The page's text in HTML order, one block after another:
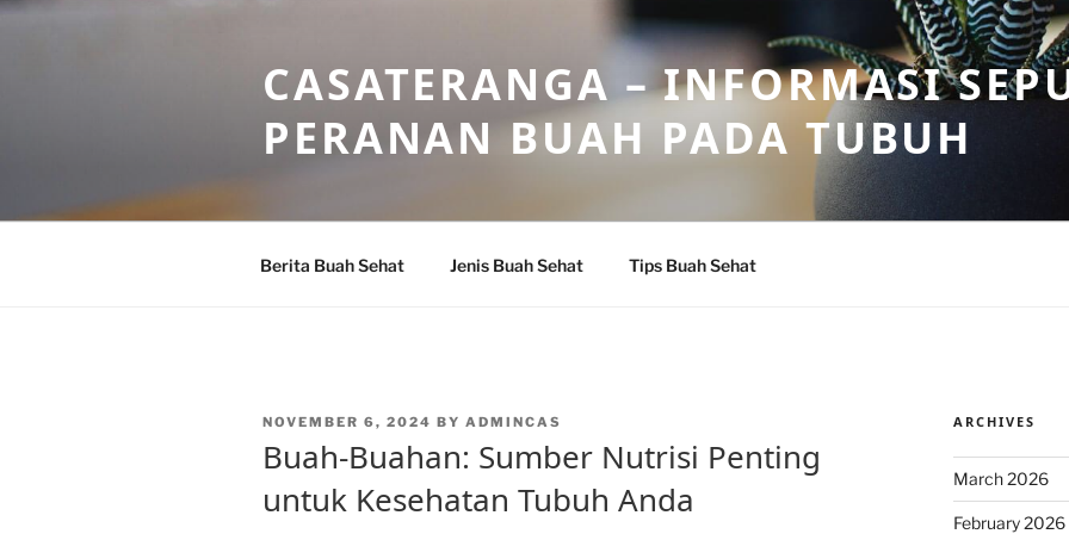
Skip
CASATERANGA – INFORMASI
PERANAN BUAH PADA TUBUH
Berita Buah Sehat Jenis Buah Sehat Tips Buah Sehat
POSTED
NOVEMBER 6, 2024 BY ADMINCAS
Buah-Buahan: Sumber Nutrisi Penting
untuk Kesehatan Tubuh Anda
ARCHIVES
March 2026
February 2026